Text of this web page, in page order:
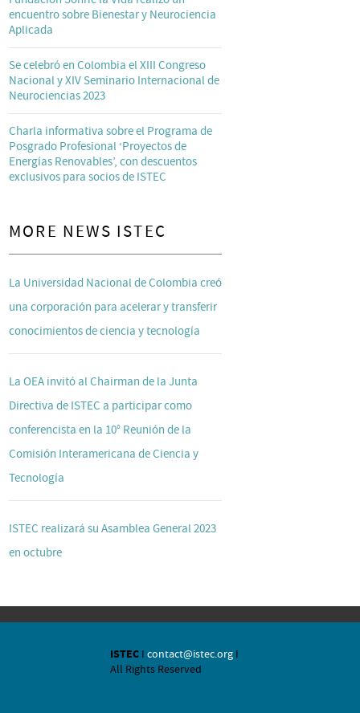
encuentro sobre Bienestar y Neurociencia
Aplicada
Se celebró en Colombia el XIII Congreso
Nacional y XIV Seminario Internacional de
Neurociencias 2023
Charla informativa sobre el Programa de
Posgrado Profesional ‘Proyectos de
Energías Renovables’, con descuentos
exclusivos para socios de ISTEC
MORE NEWS ISTEC
La Universidad Nacional de Colombia creó
una corporación para acelerar y transferir
conocimientos de ciencia y tecnología
La OEA invitó al Chairman de la Junta
Directiva de ISTEC a participar como
conferencista en la 10° Reunión de la
Comisión Interamericana de Ciencia y
Tecnología
ISTEC realizará su Asamblea General 2023
en octubre
ISTECI contact@istec.orgI
All Rights Reserved